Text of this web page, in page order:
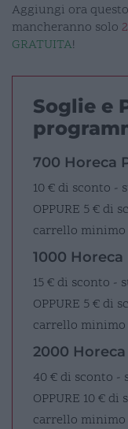
Aggiungi ora
mancheranno solo
GRATUITA!
Soglie e
700 Horeca
10 € di sconto -
OPPURE 5 € di
carrello minimo
1000
15 € di sconto -
OPPURE 5 € di
carrello minimo
2000
40 € di sconto -
OPPURE 10 € di
carrello minimo